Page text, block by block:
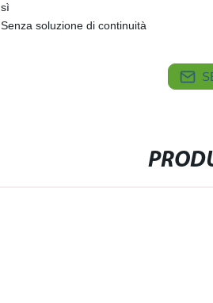
sì
Senza soluzione di continuità